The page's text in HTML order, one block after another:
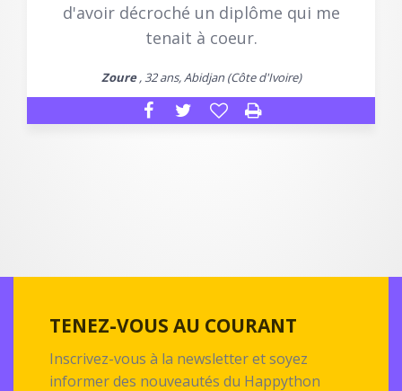
d'avoir décroché un diplôme qui me
tenait à coeur.
Zoure, 32 ans, Abidjan (Côte d'Ivoire)
TENEZ-VOUS AU COURANT
Inscrivez-vous à la newsletter et soyez
informer des nouveautés du Happython